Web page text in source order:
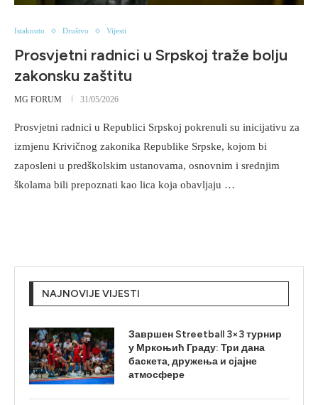
Istaknuto Društvo Vijesti
Prosvjetni radnici u Srpskoj traže bolju
zakonsku zaštitu
MG FORUM 31/05/2026
Prosvjetni radnici u Republici Srpskoj pokrenuli su inicijativu za
izmjenu Krivičnog zakonika Republike Srpske, kojom bi
zaposleni u predškolskim ustanovama, osnovnim i srednjim
školama bili prepoznati kao lica koja obavljaju …
NAJNOVIJE VIJESTI
Завршен Streetball 3×3 турнир
у Мркоњић Граду: Три дана
баскета, дружења и сјајне
атмосфере